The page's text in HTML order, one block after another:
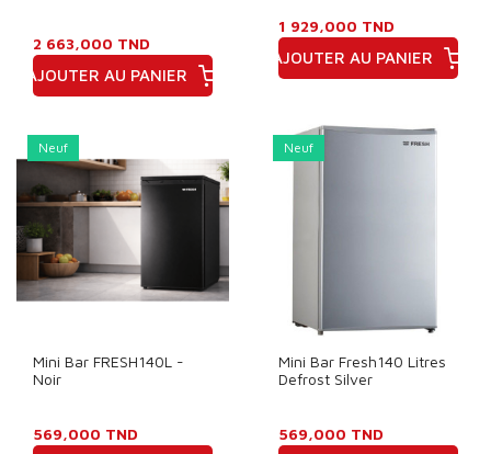
2 663,000 TND
AJOUTER AU PANIER
1 929,000 TND
AJOUTER AU PANIER
Neuf
Mini Bar FRESH140L -
Noir
569,000 TND
Neuf
Mini Bar Fresh140 Litres
Defrost Silver
569,000 TND